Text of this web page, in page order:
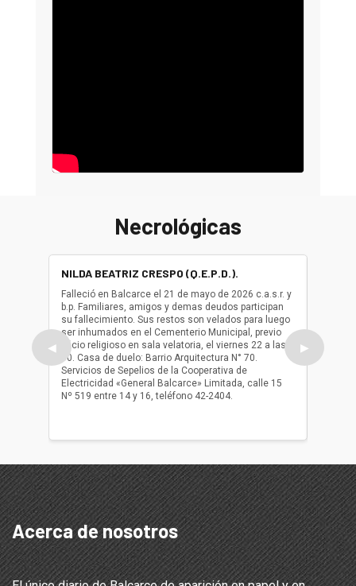
Necrológicas
◀
NILDA BEATRIZ CRESPO (Q.E.P.D.).
Falleció en Balcarce el 21 de mayo de 2026 c.a.s.r. y
b.p. Familiares, amigos y demas deudos participan
su fallecimiento. Sus restos son velados para luego
ser inhumados en el Cementerio Municipal, previo
oficio religioso en sala velatoria, el viernes 22 a las
10. Casa de duelo: Barrio Arquitectura N° 70.
Servicios de Sepelios de la Cooperativa de
Electricidad «General Balcarce» Limitada, calle 15
Nº 519 entre 14 y 16, teléfono 42-2404.
ser
oficio
▶
Acerca de nosotros